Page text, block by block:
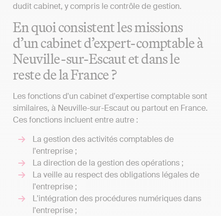
dudit cabinet, y compris le contrôle de gestion.
En quoi consistent les missions
d’un cabinet d’expert-comptable à
Neuville-sur-Escaut et dans le
reste de la France ?
Les fonctions d'un cabinet d'expertise comptable sont
similaires, à Neuville-sur-Escaut ou partout en France.
Ces fonctions incluent entre autre :
La gestion des activités comptables de
l'entreprise ;
La direction de la gestion des opérations ;
La veille au respect des obligations légales de
l'entreprise ;
L'intégration des procédures numériques dans
l'entreprise ;